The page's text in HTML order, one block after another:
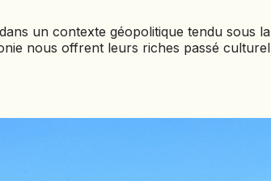
un contexte géopolitique tendu sous la
nous offrent leurs riches passé culturel